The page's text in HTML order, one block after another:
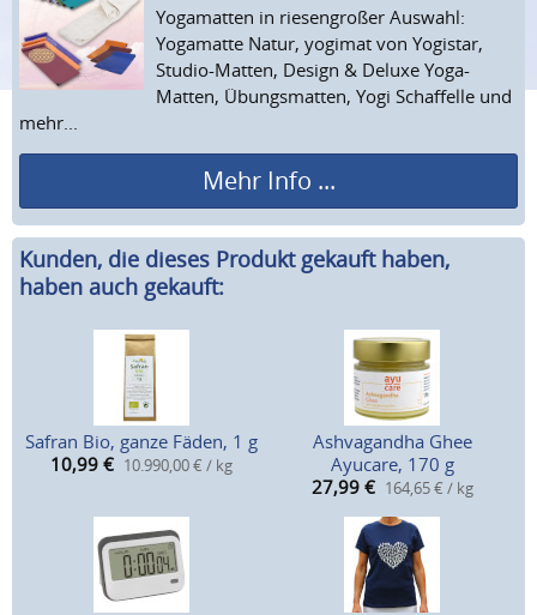
Yogamatten in riesengroßer Auswahl:
Yogamatte Natur, yogimat von Yogistar,
Studio-Matten, Design & Deluxe Yoga-
Matten, Übungsmatten, Yogi Schaffelle und
mehr...
Mehr Info ...
Kunden, die dieses Produkt gekauft haben,
haben auch gekauft:
Safran Bio, ganze Fäden, 1 g
10,99 € 10.990,00 € / kg
Ashvagandha Ghee
Ayucare, 170 g
27,99 € 164,65 € / kg